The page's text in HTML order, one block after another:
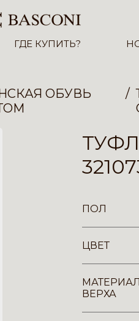
ГДЕ КУПИТЬ?
ОБУВЬ
ПОЛ
ЦВЕТ
МАТЕРИАЛ
ВЕРХА